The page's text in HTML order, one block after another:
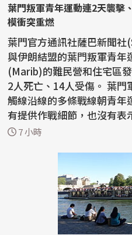
葉門叛軍青年運動連2天襲擊
模衝突重燃
葉門官方通訊社薩巴新聞社
與伊朗結盟的葉門叛軍青
(Marib)的難民營和住宅區
2人死亡、14人受傷。 葉門軍方今天(8日)表示，已在接
觸線沿線的多條戰線朝青
有提供作戰細節，也沒有表
方表...
7 小時